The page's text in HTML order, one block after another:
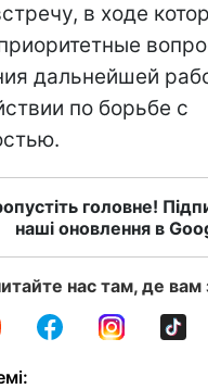
в ходе
дальнейшей
по борьбе с
головне!
наші оновлення в
нас там, де вам